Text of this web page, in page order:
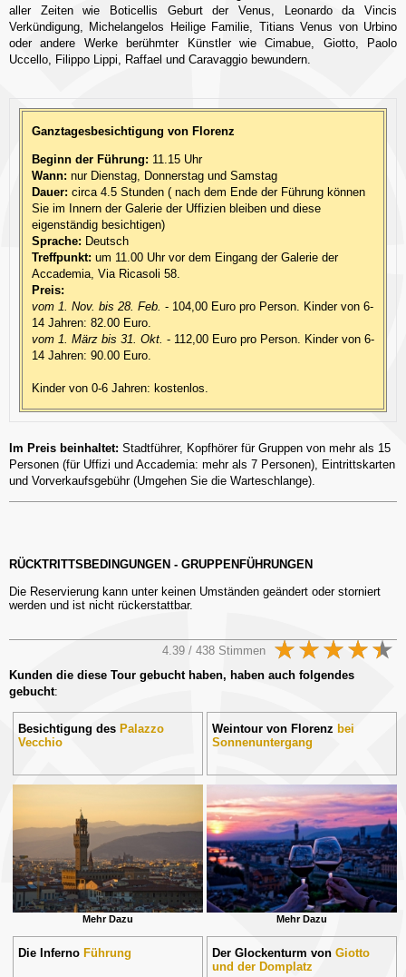
aller Zeiten wie Boticellis Geburt der Venus, Leonardo da Vincis
Verkündigung, Michelangelos Heilige Familie, Titians Venus von Urbino
oder andere Werke berühmter Künstler wie Cimabue, Giotto, Paolo
Uccello, Filippo Lippi, Raffael und Caravaggio bewundern.
Ganztagesbesichtigung von Florenz
Beginn der Führung: 11.15 Uhr
Wann: nur Dienstag, Donnerstag und Samstag
Dauer: circa 4.5 Stunden ( nach dem Ende der Führung können
Sie im Innern der Galerie der Uffizien bleiben und diese
eigenständig besichtigen)
Sprache: Deutsch
Treffpunkt: um 11.00 Uhr vor dem Eingang der Galerie der
Accademia, Via Ricasoli 58.
Preis:
vom 1. Nov. bis 28. Feb. - 104,00 Euro pro Person. Kinder von 6-
14 Jahren: 82.00 Euro.
vom 1. März bis 31. Okt. - 112,00 Euro pro Person. Kinder von 6-
14 Jahren: 90.00 Euro.
Kinder von 0-6 Jahren: kostenlos.
Im Preis beinhaltet: Stadtführer, Kopfhörer für Gruppen von mehr als 15
Personen (für Uffizi und Accademia: mehr als 7 Personen), Eintrittskarten
und Vorverkaufsgebühr (Umgehen Sie die Warteschlange).
RÜCKTRITTSBEDINGUNGEN - GRUPPENFÜHRUNGEN
Die Reservierung kann unter keinen Umständen geändert oder storniert
werden und ist nicht rückerstattbar.
4.39 / 438 Stimmen
Kunden die diese Tour gebucht haben, haben auch folgendes
gebucht:
Besichtigung des Palazzo
Vecchio
Mehr Dazu
Weintour von Florenz bei
Sonnenuntergang
Mehr Dazu
Die InfernoFührung Der Glockenturm vonGiotto
und der Domplatz